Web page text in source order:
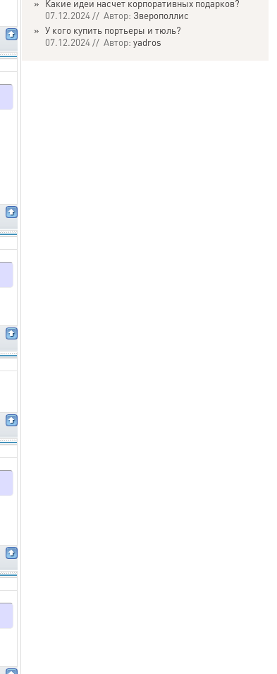
» Какие идеи насчет корпоративных подарков?
07.12.2024 // Автор: Зверополлис
» У кого купить портьеры и тюль?
07.12.2024 // Автор: yadros